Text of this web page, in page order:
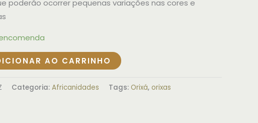
poderão ocorrer pequenas variações nas cores e
AO CARRINHO
Categoria: Africanidades Tags: Orixá, orixas